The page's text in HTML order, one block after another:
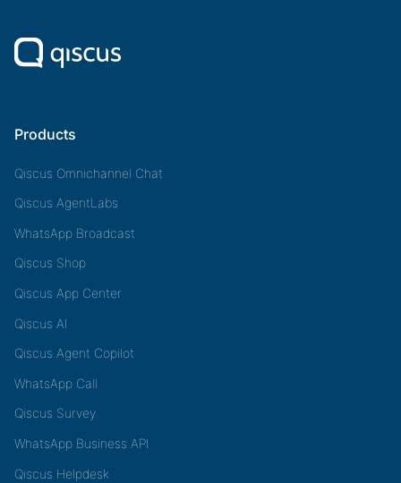
Products
Qiscus Omnichannel Chat
Qiscus AgentLabs
WhatsApp Broadcast
Qiscus Shop
Qiscus App Center
Qiscus AI
Qiscus Agent Copilot
WhatsApp Call
Qiscus Survey
WhatsApp Business API
Qiscus Helpdesk